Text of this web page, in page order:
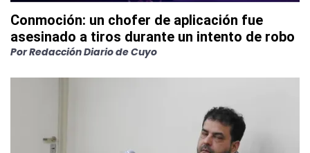
Conmoción: un chofer de aplicación fue
asesinado a tiros durante un intento de robo
PorRedacción Diario de Cuyo